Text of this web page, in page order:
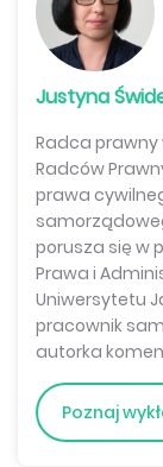
Justyna
Radca prawny
Radców
prawa
porusza się w
Prawa i
Uniwersytetu
pracownik
autorka
Poznaj